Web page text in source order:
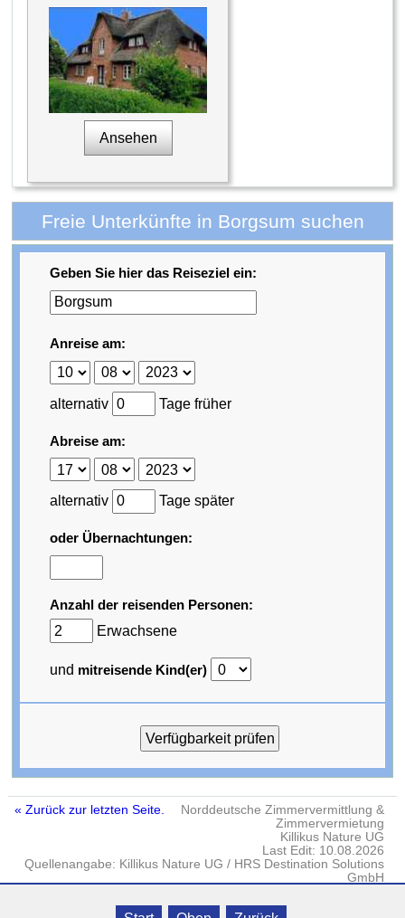
Ansehen
Freie Unterkünfte in Borgsum suchen
Geben Sie hier das Reiseziel ein:
Anreise am:
alternativ Tage früher
Abreise am:
alternativ Tage später
oder Übernachtungen:
Anzahl der reisenden Personen:
Erwachsene
und mitreisende Kind(er)
« Zurück zur letzten Seite.
Norddeutsche Zimmervermittlung &
Zimmervermietung
Killikus Nature UG
Last Edit: 10.08.2026
Quellenangabe: Killikus Nature UG / HRS Destination Solutions
GmbH
DATENSCHUTZ· © Killikus® Nature UG · Gielow · Fritz-